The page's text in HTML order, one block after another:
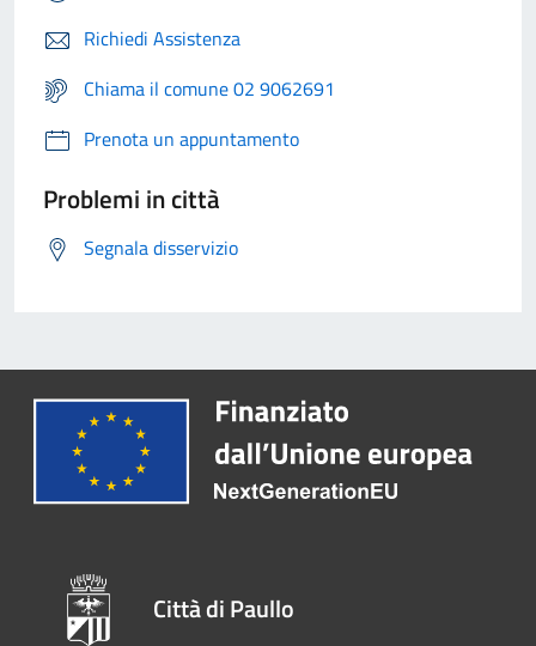
Richiedi Assistenza
Chiama il comune 02 9062691
Prenota un appuntamento
Problemi in città
Segnala disservizio
Città di Paullo